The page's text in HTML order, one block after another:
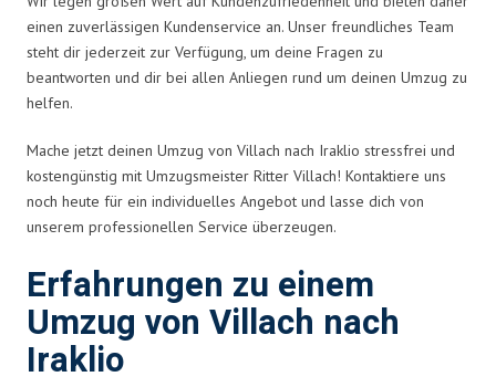
einen zuverlässigen Kundenservice an. Unser freundliches Team
steht dir jederzeit zur Verfügung, um deine Fragen zu
beantworten und dir bei allen Anliegen rund um deinen Umzug zu
helfen.
Mache jetzt deinen Umzug von Villach nach Iraklio stressfrei und
kostengünstig mit Umzugsmeister Ritter Villach! Kontaktiere uns
noch heute für ein individuelles Angebot und lasse dich von
unserem professionellen Service überzeugen.
Erfahrungen zu einem
Umzug von Villach nach
Iraklio